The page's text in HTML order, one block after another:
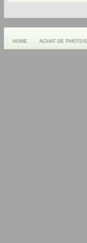
HOME ACHAT DE PHOTOS